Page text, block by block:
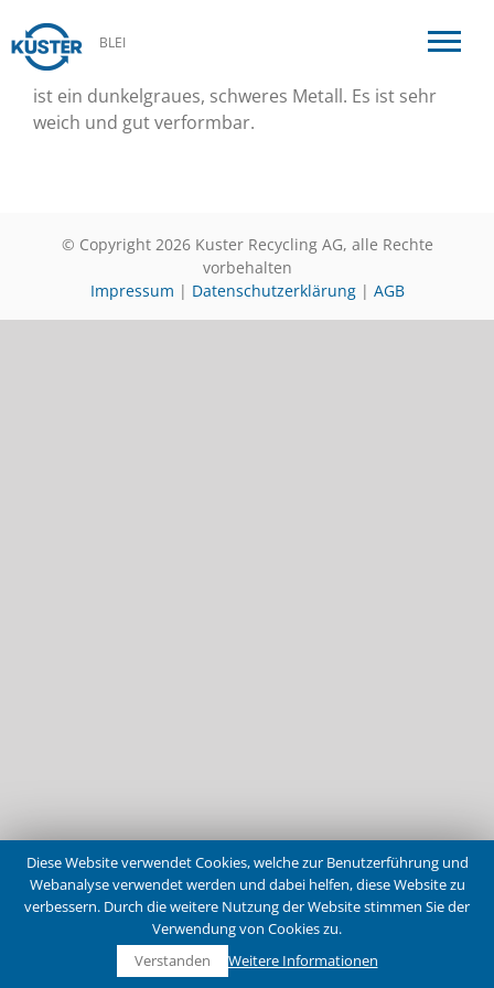
BLEI
ist ein dunkelgraues, schweres Metall. Es ist sehr
weich und gut verformbar.
© Copyright 2026 Kuster Recycling AG, alle Rechte
vorbehalten
Impressum | Datenschutzerklärung| AGB
Diese Website verwendet Cookies, welche zur Benutzerführung und
Webanalyse verwendet werden und dabei helfen, diese Website zu
verbessern. Durch die weitere Nutzung der Website stimmen Sie der
Verwendung von Cookies zu.
Verstanden
Weitere Informationen